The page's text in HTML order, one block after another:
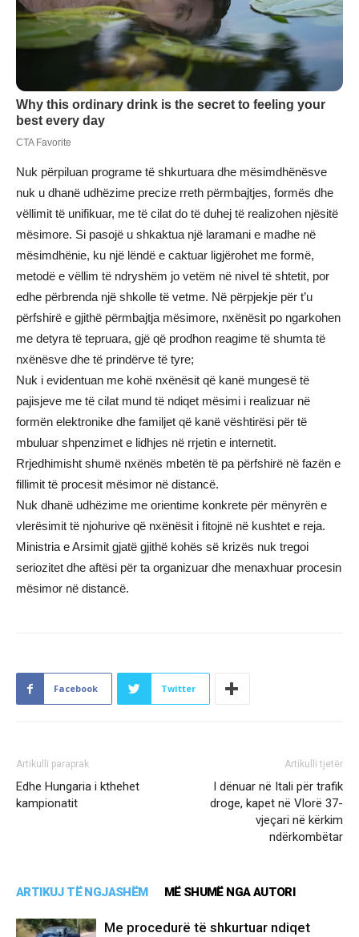
Nuk përpiluan programe të shkurtuara dhe mësimdhënësve
nuk u dhanë udhëzime precize rreth përmbajtjes, formës dhe
vëllimit të unifikuar, me të cilat do të duhej të realizohen njësitë
mësimore. Si pasojë u shkaktua një laramani e madhe në
mësimdhënie, ku një lëndë e caktuar ligjërohet me formë,
metodë e vëllim të ndryshëm jo vetëm në nivel të shtetit, por
edhe përbrenda një shkolle të vetme. Në përpjekje për t’u
përfshirë e gjithë përmbajtja mësimore, nxënësit po ngarkohen
me detyra të tepruara, gjë që prodhon reagime të shumta të
nxënësve dhe të prindërve të tyre;
Nuk i evidentuan me kohë nxënësit që kanë mungesë të
pajisjeve me të cilat mund të ndiqet mësimi i realizuar në
formën elektronike dhe familjet që kanë vështirësi për të
mbuluar shpenzimet e lidhjes në rrjetin e internetit.
Rrjedhimisht shumë nxënës mbetën të pa përfshirë në fazën e
fillimit të procesit mësimor në distancë.
Nuk dhanë udhëzime me orientime konkrete për mënyrën e
vlerësimit të njohurive që nxënësit i fitojnë në kushtet e reja.
Ministria e Arsimit gjatë gjithë kohës së krizës nuk tregoi
seriozitet dhe aftësi për ta organizuar dhe menaxhuar procesin
mësimor në distancë.
Facebook Twitter
Artikulli paraprak
Edhe Hungaria i kthehet
kampionatit
Artikulli tjetër
I dënuar në Itali për trafik
droge, kapet në Vlorë 37-
vjeçari në kërkim
ndërkombëtar
ARTIKUJ TË NGJASHËM MË SHUMË NGA AUTORI
Me procedurë të shkurtuar ndiqet